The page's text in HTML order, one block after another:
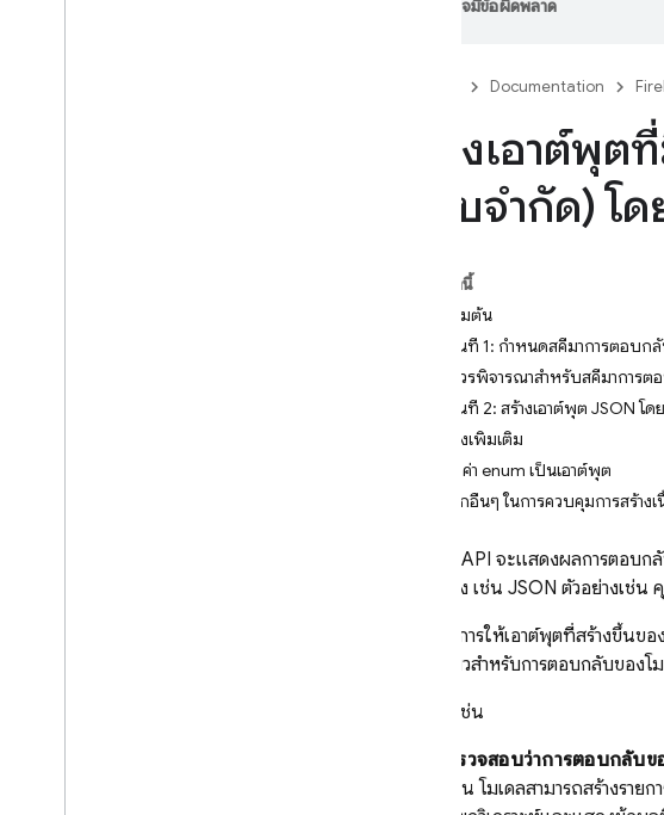
อาจมีข้อผิดพลาด
Documentation
สร้างเอาต์พุ
แบบจำกัด) โ
ในหน้านี้
ก่อนเริ่มต้น
ขั้นตอนที่ 1: กำหนดสคีมาการตอบก
ข้อควรพิจารณาสำหรับสคีมาการ
ขั้นตอนที่ 2: สร้างเอาต์พุต JSON โ
ตัวอย่างเพิ่มเติม
สร้างค่า enum เป็นเอาต์พุต
ตัวเลือกอื่นๆ ในการควบคุมการสร้างเ
Gemini API จะแสดงผลการตอบกลั
โครงสร้าง เช่น JSON ตัวอย่างเ
หากต้องการให้เอาต์พุตที่สร้างขึ้น
พิมพ์เขียวสำหรับการตอบกลับของ
ตัวอย่างเช่น
ตรวจสอบว่าการตอบกลับ
เช่น โมเดลสามารถสร้างร